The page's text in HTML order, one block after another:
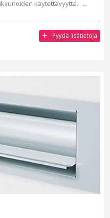
käytettävyyttä. ...
Pyydä lisätietoja